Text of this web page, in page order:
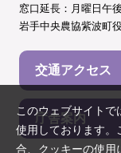
窓口延長：月曜日午
岩手中央農協紫波町
交通アクセス
庁舎案内
このウェブサイト
使用しております。
合、クッキーの使用